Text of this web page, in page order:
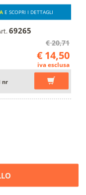
E SCOPRI I DETTAGLI
69265
€ 20,71
€ 14,50
iva esclusa
nr